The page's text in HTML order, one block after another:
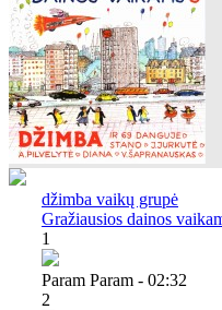
džimba vaikų grupė
Gražiausios dainos
1
Param Param - 02:32
2